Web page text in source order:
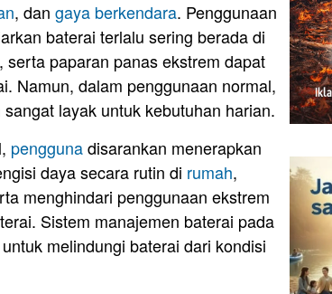
, dan gaya berkendara. Penggunaan
baterai terlalu sering berada di
paparan panas ekstrem dapat
Namun, dalam penggunaan normal,
layak untuk kebutuhan harian.
penggunadisarankan menerapkan
daya secara rutin di rumah,
menghindari penggunaan ekstrem
Sistem manajemen baterai pada
melindungi baterai dari kondisi